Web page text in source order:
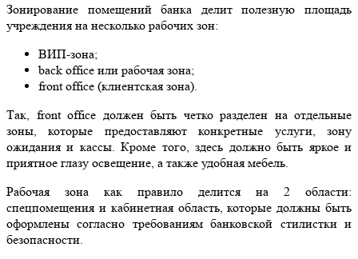
Зонирование помещений банка делит полезную площадь
учреждения на несколько рабочих зон:
ВИП-зона;
back office или рабочая зона;
front office (клиентская зона).
Так, front office должен быть четко разделен на отдельные
зоны, которые предоставляют конкретные услуги, зону
ожидания и кассы. Кроме того, здесь должно быть яркое и
приятное глазу освещение, а также удобная мебель.
Рабочая зона как правило делится на 2 области:
спецпомещения и кабинетная область, которые должны быть
оформлены согласно требованиям банковской стилистки и
безопасности.